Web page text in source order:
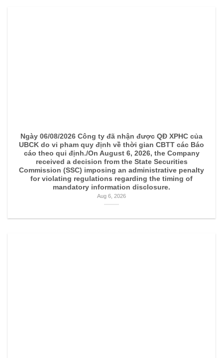
Ngày 06/08/2026 Công ty đã nhận được QĐ XPHC của
UBCK do vi pham quy định về thời gian CBTT các Báo
cáo theo qui định./On August 6, 2026, the Company
received a decision from the State Securities
Commission (SSC) imposing an administrative penalty
for violating regulations regarding the timing of
mandatory information disclosure.
Aug 6, 2026